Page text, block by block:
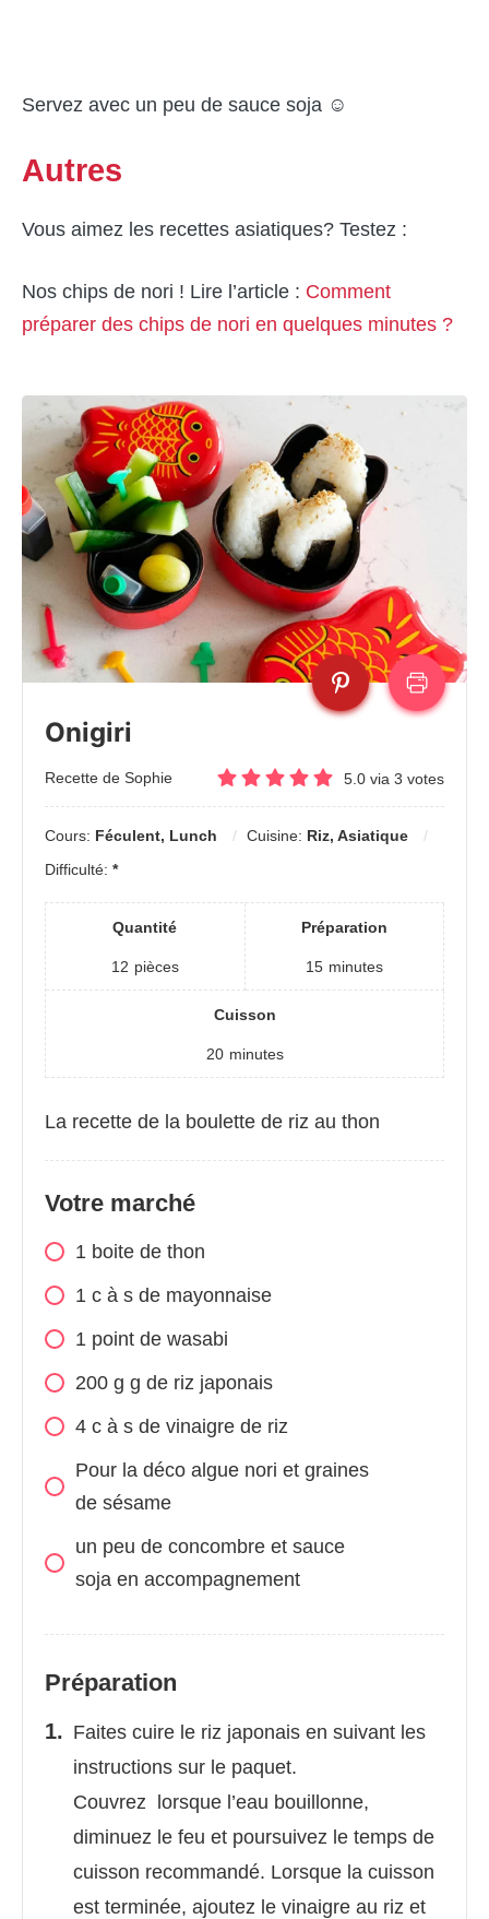
Servez avec un peu de sauce soja ☺
Autres
Vous aimez les recettes asiatiques? Testez :
Nos chips de nori ! Lire l’article : Comment
préparer des chips de nori en quelques minutes ?
Onigiri
Recette de Sophie 5.0 via 3 votes
Cours: Féculent, Lunch Cuisine: Riz, Asiatique
Difficulté: *
Quantité
12 pièces
Préparation
15 minutes
Cuisson
20 minutes
La recette de la boulette de riz au thon
Votre marché
1 boite de thon
1 c à s de mayonnaise
1 point de wasabi
200 g g de riz japonais
4 c à s de vinaigre de riz
Pour la déco algue nori et graines
de sésame
un peu de concombre et sauce
soja en accompagnement
Préparation
Faites cuire le riz japonais en suivant les
instructions sur le paquet.
Couvrez lorsque l’eau bouillonne,
diminuez le feu et poursuivez le temps de
cuisson recommandé. Lorsque la cuisson
est terminée, ajoutez le vinaigre au riz et